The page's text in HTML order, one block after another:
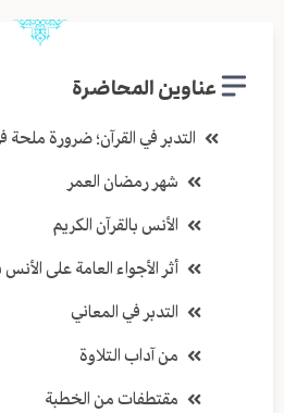
عناوين المحاضرة
التدبر في القرآن؛ ضرورة
شهر رمضان العمر
الأنس بالقرآن الكريم
أثر الأجواء العامة على الأنس
التدبر في المعاني
من آداب التلاوة
مقتطفات من الخطبة